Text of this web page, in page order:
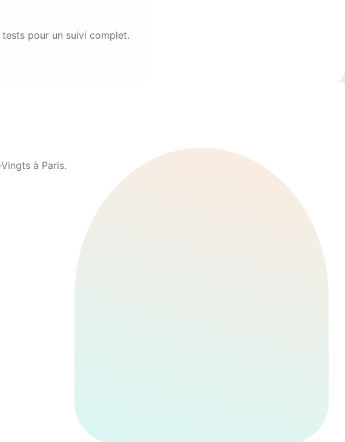
pour un suivi complet.
à Paris.